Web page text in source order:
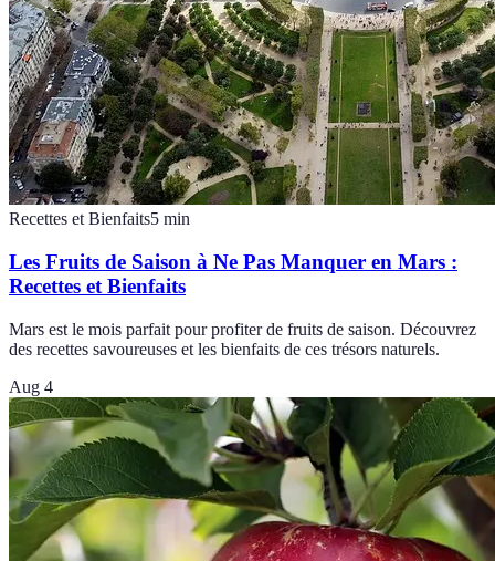
Recettes et Bienfaits5 min
Les Fruits de Saison à Ne Pas Manquer en Mars :
Recettes et Bienfaits
Mars est le mois parfait pour profiter de fruits de saison. Découvrez
des recettes savoureuses et les bienfaits de ces trésors naturels.
Aug 4